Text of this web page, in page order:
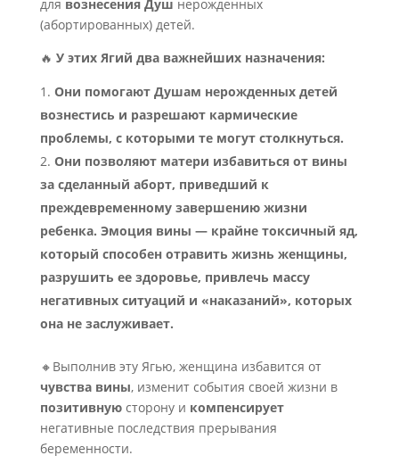
для вознесения Душ нерожденных
(абортированных) детей.
🔥 У этих Ягий два важнейших назначения:
Они помогают Душам нерожденных детей
вознестись и разрешают кармические
проблемы, с которыми те могут столкнуться.
Они позволяют матери избавиться от вины
за сделанный аборт, приведший к
преждевременному завершению жизни
ребенка. Эмоция вины — крайне токсичный яд,
который способен отравить жизнь женщины,
разрушить ее здоровье, привлечь массу
негативных ситуаций и «наказаний», которых
она не заслуживает.
🔸Выполнив эту Ягью, женщина избавится от
чувства вины, изменит события своей жизни в
позитивную сторону и компенсирует
негативные последствия прерывания
беременности.